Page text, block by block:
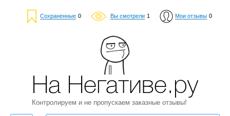
Сохраненные 0 Вы смотрели 1 Мои отзывы 0
На Негативе.ру
Контролируем и не пропускаем заказные отзывы!